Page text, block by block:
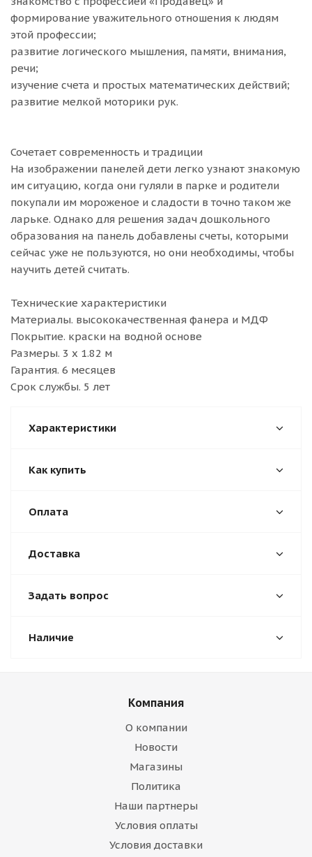
формирование уважительного отношения к людям
этой профессии;
развитие логического мышления, памяти, внимания,
речи;
изучение счета и простых математических действий;
развитие мелкой моторики рук.
Сочетает современность и традиции
На изображении панелей дети легко узнают знакомую
им ситуацию, когда они гуляли в парке и родители
покупали им мороженое и сладости в точно таком же
ларьке. Однако для решения задач дошкольного
образования на панель добавлены счеты, которыми
сейчас уже не пользуются, но они необходимы, чтобы
научить детей считать.
Технические характеристики
Материалы. высококачественная фанера и МДФ
Покрытие. краски на водной основе
Размеры. 3 х 1.82 м
Гарантия. 6 месяцев
Срок службы. 5 лет
Характеристики
Как купить
Оплата
Доставка
Задать вопрос
Наличие
Компания
О компании
Новости
Магазины
Политика
Наши партнеры
Условия оплаты
Условия доставки